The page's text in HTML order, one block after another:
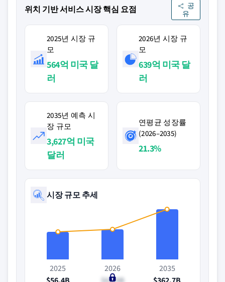
위치 기반 서비스 시장 핵심 요점
공
유
2025년 시장 규
모
564억 미국 달
러
2026년 시장 규
모
639억 미국 달
러
2035년 예측 시
장 규모
3,627억 미국
달러
연평균 성장률
(2026–2035)
21.3%
시장 규모 추세
2025
2026
2035